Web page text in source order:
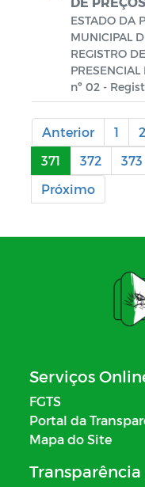
ESTADO DA
MUNICIPAL
REGISTRO
nº 02 -
Anterior 1 2
371
372 373
Próximo
Serviços
FGTS
Portal da
Mapa do Site
Transparência